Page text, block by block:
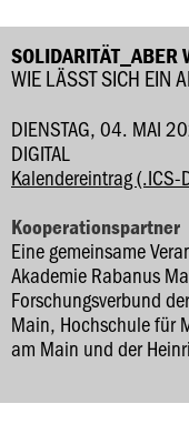
SOLIDARITÄT_ABER
WIE LÄSST SICH EIN
DIENSTAG, 04. MAI
DIGITAL
Kalendereintrag
Kooperationspartner
Eine gemeinsame
Akademie Rabanus
Forschungsverbund
Main, Hochschule für
am Main und der